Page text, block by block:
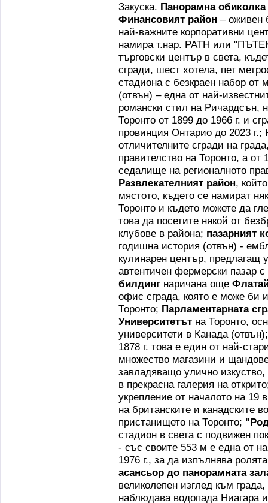
Закуска. Панорамна
Финансовият район – оживен
най-важните корпоративни
намира т.нар. PATH или
търговски център в света,
сгради, шест хотела, пет
стадиона с безкраен набор от
(отвън) – една от най-
романски стил на Ричардсън,
Торонто от 1899 до 1966 г. и
провинция Онтарио до 2023 г.;
отличителните сгради на
правителство на Торонто, а от
седалище на регионалното
Развлекателният район,
мястото, където се намират
Торонто и където можете да
това да посетите някой от
клубове в района; пазарният
годишна история (отвън) -
кулинарен център, предлагащ
автентичен фермерски пазар
билдинг наричана още
офис сграда, която е може би
Торонто; Парламентарната
Университетът на Торонто,
университети в Канада
1878 г. това е един от най-
множество магазини и
завладяващо улично
в прекрасна галерия на
укрепление от началото на 19
на британските и канадските
пристанището на Торонто;
стадион в света с подвижен
- със своите 553 м е една от
1976 г., за да изпълнява
асансьор до панорамната
великолепен изглед към
наблюдава водопада Ниагара